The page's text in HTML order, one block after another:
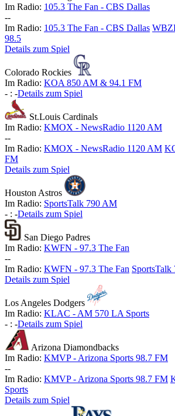
Im Radio: 105.3 The Fan - CBS Dallas
--
Im Radio: 105.3 The Fan - CBS Dallas
98.5
Details zum Spiel
Colorado Rockies
Im Radio: KOA 850 AM & 94.1 FM
- : -Details zum Spiel
St.Louis Cardinals
Im Radio: KMOX - NewsRadio 1120 AM
--
Im Radio: KMOX - NewsRadio 1120 AM
FM
Details zum Spiel
Houston Astros
Im Radio: SportsTalk 790 AM
- : -Details zum Spiel
San Diego Padres
Im Radio: KWFN - 97.3 The Fan
--
Im Radio: KWFN - 97.3 The Fan
Details zum Spiel
Los Angeles Dodgers
Im Radio: KLAC - AM 570 LA Sports
- : -Details zum Spiel
Arizona Diamondbacks
Im Radio: KMVP - Arizona Sports 98.7 FM
--
Im Radio: KMVP - Arizona Sports 98.7 FM
Sports
Details zum Spiel